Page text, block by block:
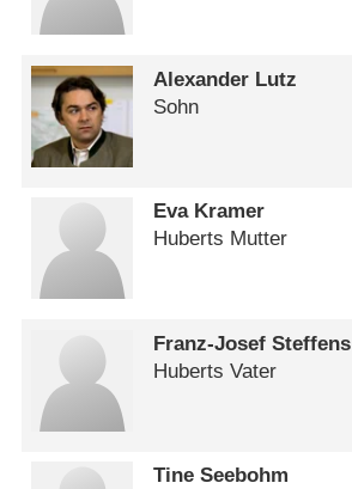
Alexander Lutz
Sohn
Eva Kramer
Huberts Mutter
Franz-Josef Steffens
Huberts Vater
Tine Seebohm